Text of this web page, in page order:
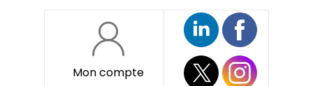
Mon compte